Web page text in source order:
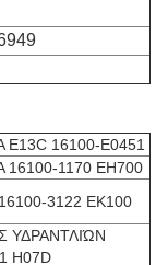
E13C 16100-E0451
16100-1170 EH700
3122 EK100
ΥΔΡΑΝΤΛΙΏΝ
H07D